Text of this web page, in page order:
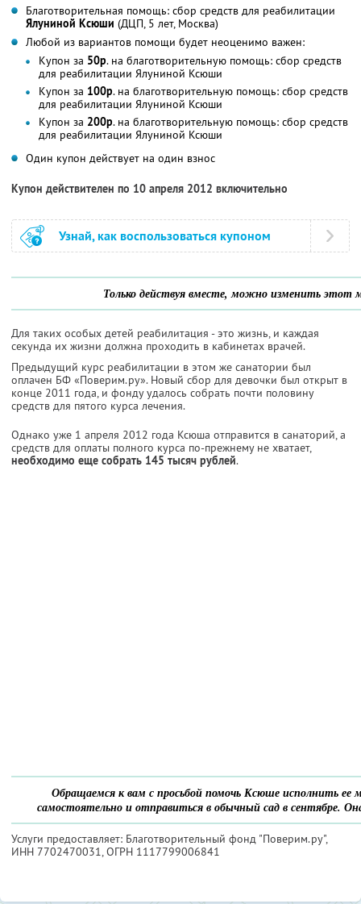
Благотворительная помощь: сбор средств для реабилитации
Ялуниной Ксюши (ДЦП, 5 лет, Москва)
Любой из вариантов помощи будет неоценимо важен:
Купон за 50р. на благотворительную помощь: сбор средств
для реабилитации Ялуниной Ксюши
Купон за 100р. на благотворительную помощь: сбор средств
для реабилитации Ялуниной Ксюши
Купон за 200р. на благотворительную помощь: сбор средств
для реабилитации Ялуниной Ксюши
Один купон действует на один взнос
Купон действителен по 10 апреля 2012 включительно
Узнай, как воспользоваться купоном
Только действуя вместе, можно изменить этот
Для таких особых детей реабилитация - это жизнь, и каждая
секунда их жизни должна проходить в кабинетах врачей.
Предыдущий курс реабилитации в этом же санатории был
оплачен БФ «Поверим.ру». Новый сбор для девочки был открыт в
конце 2011 года, и фонду удалось собрать почти половину
средств для пятого курса лечения.
Однако уже 1 апреля 2012 года Ксюша отправится в санаторий, а
средств для оплаты полного курса по-прежнему не хватает,
необходимо еще собрать 145 тысяч рублей.
Обращаемся к вам с просьбой помочь Ксюше исполнить ее
самостоятельно и отправиться в обычный сад в сентябре.
Услуги предоставляет: Благотворительный фонд "Поверим.ру",
ИНН 7702470031, ОГРН 1117799006841